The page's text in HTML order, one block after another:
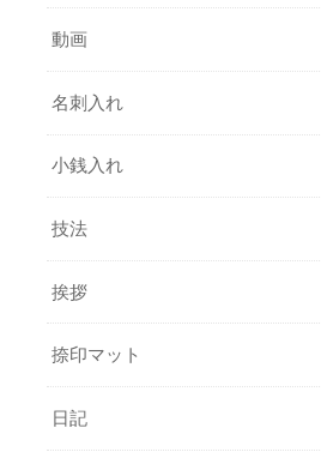
動画
名刺入れ
小銭入れ
技法
挨拶
捺印マット
日記